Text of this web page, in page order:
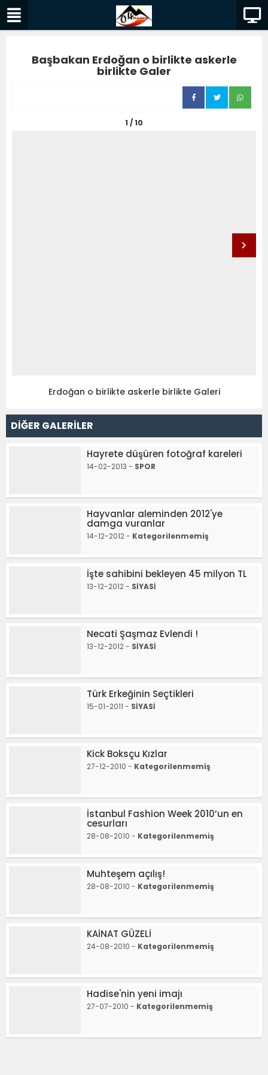
Başbakan Erdoğan o birlikte askerle
birlikte Galer
1 / 10
Erdoğan o birlikte askerle birlikte Galeri
DİĞER GALERİLER
Hayrete düşüren fotoğraf kareleri
14-02-2013 - SPOR
Hayvanlar aleminden 2012'ye
damga vuranlar
14-12-2012 - Kategorilenmemiş
İşte sahibini bekleyen 45 milyon TL
13-12-2012 - SİYASİ
Necati Şaşmaz Evlendi !
13-12-2012 - SİYASİ
Türk Erkeğinin Seçtikleri
15-01-2011 - SİYASİ
Kick Boksçu Kızlar
27-12-2010 - Kategorilenmemiş
İstanbul Fashion Week 2010’un en
cesurları
28-08-2010 - Kategorilenmemiş
Muhteşem açılış!
28-08-2010 - Kategorilenmemiş
KAİNAT GÜZELİ
24-08-2010 - Kategorilenmemiş
Hadise'nin yeni imajı
27-07-2010 - Kategorilenmemiş